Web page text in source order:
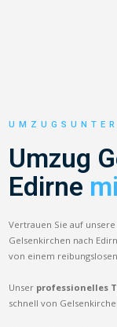
Umzug
Edirne
Vertrauen Sie auf unsere
Gelsenkirchen nach
von einem
Unser professionelles
schnell von